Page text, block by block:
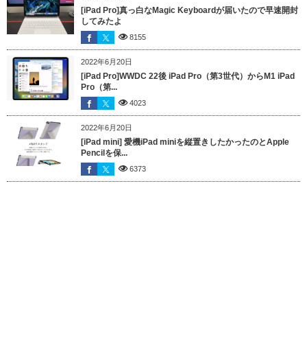
[iPad Pro]真っ白なMagic Keyboardが届いたので早速開封
してみたよ
8155
2022年6月20日
[iPad Pro]WWDC 22後 iPad Pro（第3世代）からM1 iPad
Pro（第...
4023
2022年6月20日
[iPad mini] 愛機iPad miniを縦置きしたかったのとApple
Pencilを保...
6373